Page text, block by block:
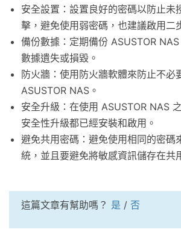
安全設置：設置良好的密碼以防止未
擊，避免使用弱密碼，也建議啟用二
備份數據：定期備份 ASUSTOR
數據遺失或損毀。
防火牆：使用防火牆軟體來防止不必
ASUSTOR NAS。
安全升級：在使用 ASUSTOR NAS
安全性升級都已經安裝和啟用。
避免共用密碼：避免使用相同的密碼
統，並且要避免將敏感資訊儲存在共
這篇文章有幫助嗎？ 是 / 否